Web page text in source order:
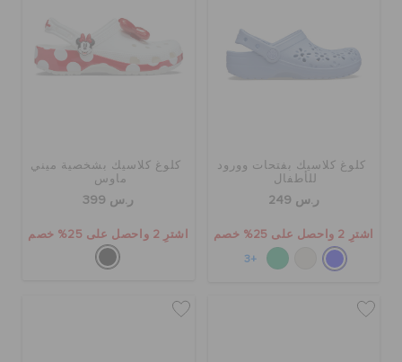
كلوغ كلاسيك بفتحات وورود
للأطفال
ر.س 249
اشترِ 2 واحصل على 25% خصم
+3
كلوغ كلاسيك بشخصية ميني
ماوس
ر.س 399
اشترِ 2 واحصل على 25% خصم